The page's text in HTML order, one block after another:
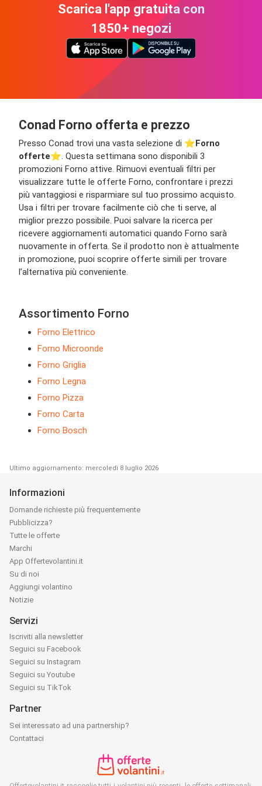
Scarica l'app gratuita con
1850+ negozi
Conad Forno offerta e prezzo
Presso Conad trovi una vasta selezione di ⭐️Forno
offerte⭐️. Questa settimana sono disponibili 3
promozioni Forno attive. Rimuovi eventuali filtri per
visualizzare tutte le offerte Forno, confrontare i prezzi
più vantaggiosi e risparmiare sul tuo prossimo acquisto.
Usa i filtri per trovare facilmente ciò che ti serve, al
miglior prezzo possibile. Puoi salvare la ricerca per
ricevere aggiornamenti automatici quando Forno sarà
nuovamente in offerta. Se il prodotto non è attualmente
in promozione, puoi scoprire offerte simili per trovare
l’alternativa più conveniente.
Assortimento Forno
Forno Elettrico
Forno Microonde
Forno Griglia
Forno Legna
Forno Pizza
Forno Carta
Forno Bosch
Ultimo aggiornamento: mercoledì 8 luglio 2026
Informazioni
Domande richieste più frequentemente
Pubblicizza?
Tutte le offerte
Marchi
App Offertevolantini.it
Su di noi
Aggiungi volantino
Notizie
Servizi
Iscriviti alla newsletter
Seguici su Facebook
Seguici su Instagram
Seguici su Youtube
Seguici su TikTok
Partner
Sei interessato ad una partnership?
Contattaci